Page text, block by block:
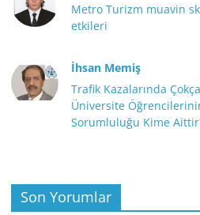
Metro Turizm muavin
etkileri
İhsan Memiş
Trafik Kazalarında
Üniversite
Sorumluluğu Kime
Son Yorumlar